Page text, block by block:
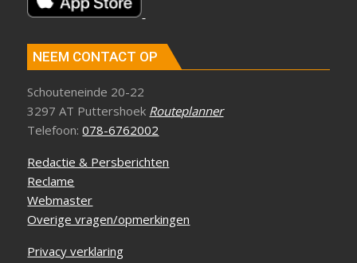
NEEM CONTACT OP
Schouteneinde 20-22
3297 AT Puttershoek Routeplanner
Telefoon:078-6762002
Redactie & Persberichten
Reclame
Webmaster
Overige vragen/opmerkingen
Privacy verklaring